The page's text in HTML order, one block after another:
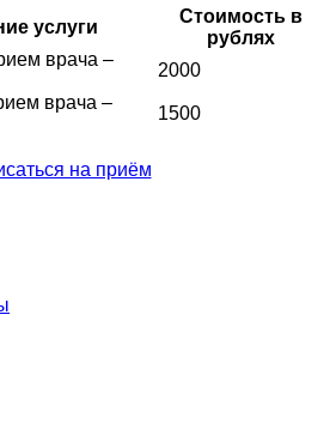
услуги
Стоимость в
рублях
врача –
2000
врача –
1500
на приём